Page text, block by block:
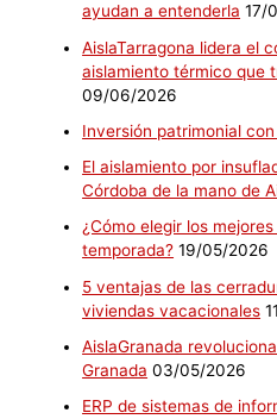
ayudan a entenderla 17/
AislaTarragona lidera el
aislamiento térmico que
09/06/2026
Inversión patrimonial
El aislamiento por
Córdoba de la mano de
¿Cómo elegir los
temporada? 19/05/2026
5 ventajas de las
viviendas vacacionales
AislaGranada
Granada 03/05/2026
ERP de sistemas de